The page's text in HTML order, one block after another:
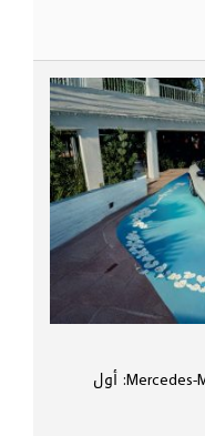
Mercedes-Maybach SL 680 Monogram Series: أول